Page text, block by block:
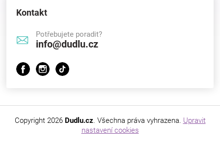
Kontakt
Potřebujete poradit?
info@dudlu.cz
Copyright 2026 Dudlu.cz. Všechna práva vyhrazena. Upravit
nastavení cookies